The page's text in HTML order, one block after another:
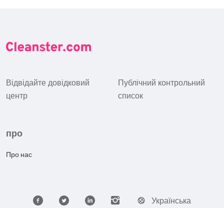
Відвідайте довідковий
центр
Публічний контрольний
список
про
Про нас
Українська